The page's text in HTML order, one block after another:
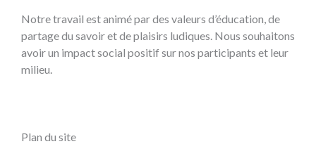
Notre travail est animé par des valeurs d’éducation, de
partage du savoir et de plaisirs ludiques. Nous souhaitons
avoir un impact social positif sur nos participants et leur
milieu.
Plan du site